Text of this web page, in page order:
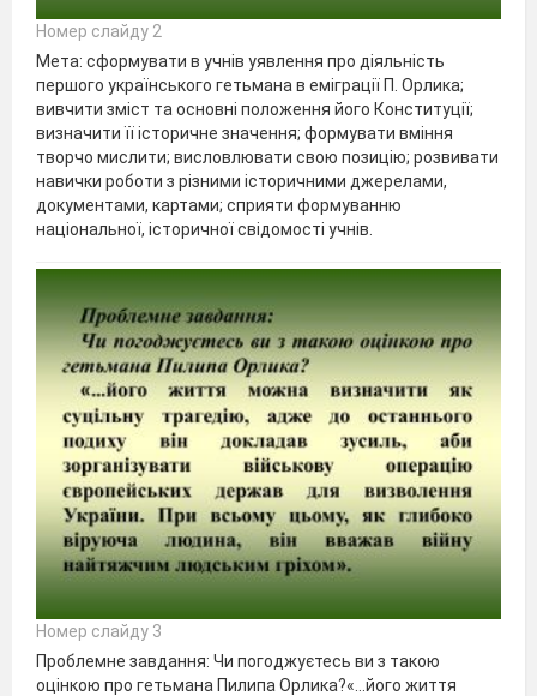
Номер слайду 2
Мета: сформувати в учнів уявлення про діяльність
першого українського гетьмана в еміграції П. Орлика;
вивчити зміст та основні положення його Конституції;
визначити її історичне значення; формувати вміння
творчо мислити; висловлювати свою позицію; розвивати
навички роботи з різними історичними джерелами,
документами, картами; сприяти формуванню
національної, історичної свідомості учнів.
Номер слайду 3
Проблемне завдання: Чи погоджуєтесь ви з такою
оцінкою про гетьмана Пилипа Орлика?«…його життя